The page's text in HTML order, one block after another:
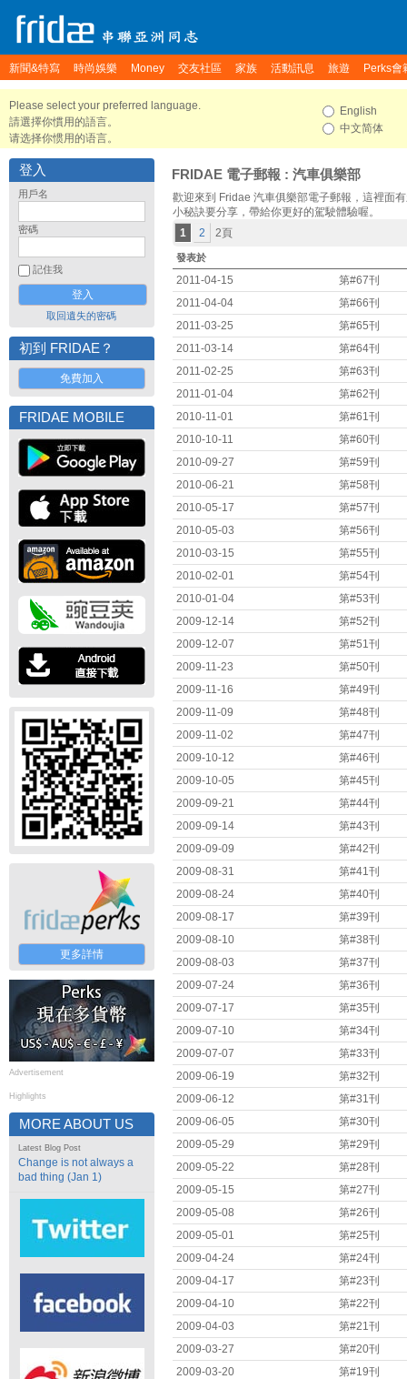
新聞&特寫 時尚娛樂 Money 交友社區 家族 活動訊息 旅遊 Perks會
Please select your preferred language.
請選擇你慣用的語言。
请选择你惯用的语言。
English
中文简体
登入
用戶名
密碼
記住我
取回遺失的密碼
初到 FRIDAE？
免費加入
FRIDAE MOBILE
更多詳情
Advertisement
Highlights
MORE ABOUT US
Latest Blog Post
Change is not always a
bad thing (Jan 1)
FRIDAE 電子郵報 : 汽車俱樂部
歡迎來到 Fridae 汽車俱樂部電子郵報，這裡面
小秘訣要分享，帶給你更好的駕駛體驗喔。
1
2 2頁
發表於
2011-04-15
第#67刊
2011-04-04
第#66刊
2011-03-25
第#65刊
2011-03-14
第#64刊
2011-02-25
第#63刊
2011-01-04
第#62刊
2010-11-01
第#61刊
2010-10-11
第#60刊
2010-09-27
第#59刊
2010-06-21
第#58刊
2010-05-17
第#57刊
2010-05-03
第#56刊
2010-03-15
第#55刊
2010-02-01
第#54刊
2010-01-04
第#53刊
2009-12-14
第#52刊
2009-12-07
第#51刊
2009-11-23
第#50刊
2009-11-16
第#49刊
2009-11-09
第#48刊
2009-11-02
第#47刊
2009-10-12
第#46刊
2009-10-05
第#45刊
2009-09-21
第#44刊
2009-09-14
第#43刊
2009-09-09
第#42刊
2009-08-31
第#41刊
2009-08-24
第#40刊
2009-08-17
第#39刊
2009-08-10
第#38刊
2009-08-03
第#37刊
2009-07-24
第#36刊
2009-07-17
第#35刊
2009-07-10
第#34刊
2009-07-07
第#33刊
2009-06-19
第#32刊
2009-06-12
第#31刊
2009-06-05
第#30刊
2009-05-29
第#29刊
2009-05-22
第#28刊
2009-05-15
第#27刊
2009-05-08
第#26刊
2009-05-01
第#25刊
2009-04-24
第#24刊
2009-04-17
第#23刊
2009-04-10
第#22刊
2009-04-03
第#21刊
2009-03-27
第#20刊
2009-03-20
第#19刊